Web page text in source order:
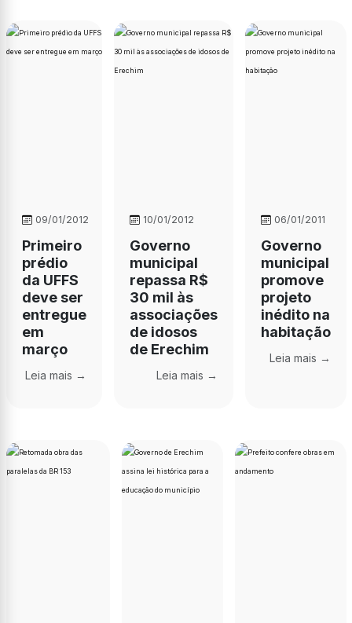
09/01/2012
Primeiro
prédio
da UFFS
deve ser
entregue
em
março
Leia mais →
10/01/2012
Governo
municipal
repassa R$
30 mil às
associações
de idosos
de Erechim
Leia mais →
06/01/2011
Governo
municipal
promove
projeto
inédito na
habitação
Leia mais →